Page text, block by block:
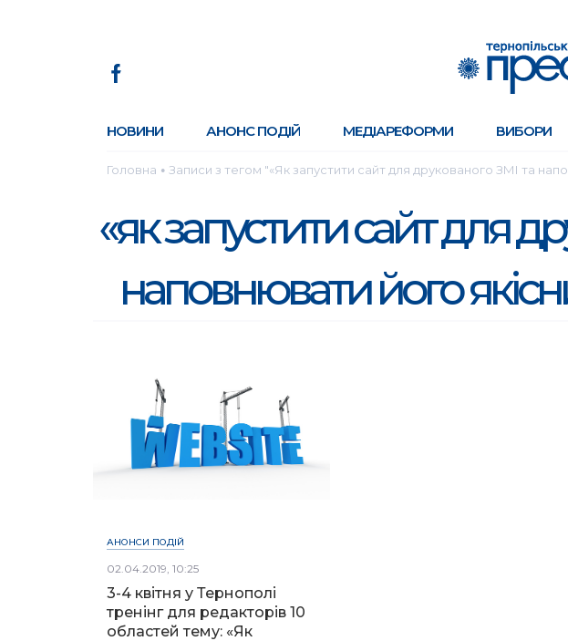
НОВИНИ АНОНС ПОДІЙ МЕДІАРЕФОРМИ ВИБОРИ
Головна ● Записи з тегом "«Як запустити сайт для друкованого ЗМІ та
«як запустити сайт для
наповнювати його
АНОНСИ ПОДІЙ
02.04.2019, 10:25
3-4 квітня у Тернополі
тренінг для редакторів 10
областей тему: «Як